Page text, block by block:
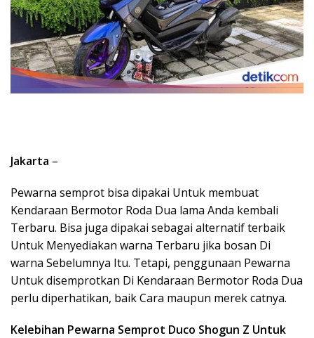
Jakarta –
Pewarna semprot bisa dipakai Untuk membuat
Kendaraan Bermotor Roda Dua lama Anda kembali
Terbaru. Bisa juga dipakai sebagai alternatif terbaik
Untuk Menyediakan warna Terbaru jika bosan Di
warna Sebelumnya Itu. Tetapi, penggunaan Pewarna
Untuk disemprotkan Di Kendaraan Bermotor Roda Dua
perlu diperhatikan, baik Cara maupun merek catnya.
Kelebihan Pewarna Semprot Duco Shogun Z Untuk